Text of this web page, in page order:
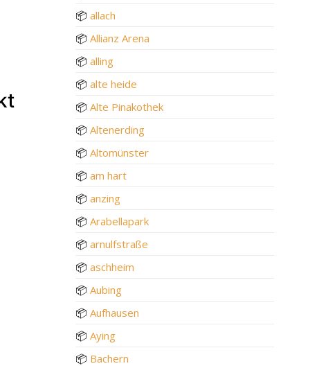
📦 allach
📦 Allianz Arena
📦 alling
📦 alte heide
📦 Alte Pinakothek
📦 Altenerding
📦 Altomünster
📦 am hart
📦 anzing
📦 Arabellapark
📦 arnulfstraße
📦 aschheim
📦 Aubing
📦 Aufhausen
📦 Aying
📦 Bachern